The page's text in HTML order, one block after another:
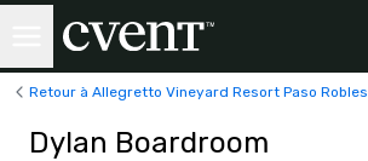
Retour à Allegretto Vineyard Resort Paso Robles
Dylan Boardroom